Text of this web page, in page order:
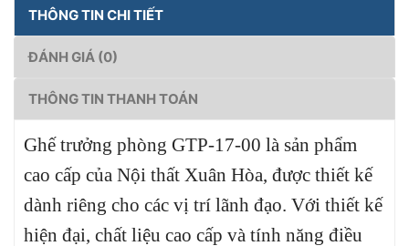
THÔNG TIN CHI TIẾT
ĐÁNH GIÁ (0)
THÔNG TIN THANH TOÁN
Ghế trưởng phòng GTP-17-00 là sản phẩm
cao cấp của Nội thất Xuân Hòa, được thiết kế
dành riêng cho các vị trí lãnh đạo. Với thiết kế
hiện đại, chất liệu cao cấp và tính năng điều